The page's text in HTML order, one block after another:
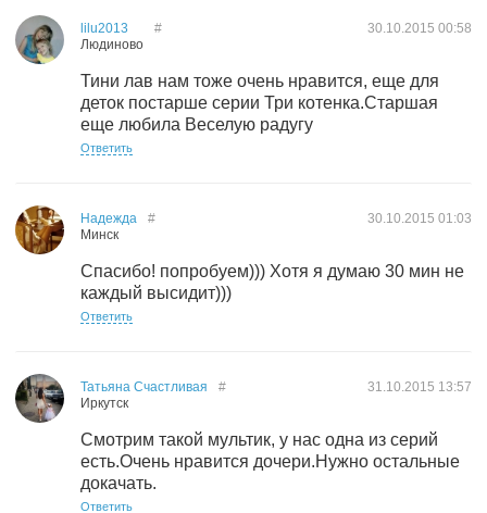
lilu2013
Людиново
30.10.2015 00:58
#
Тини лав нам тоже очень нравится, еще для
деток постарше серии Три котенка.Старшая
еще любила Веселую радугу
Ответить
Надежда
Минск
30.10.2015 01:03
#
Спасибо! попробуем))) Хотя я думаю 30 мин не
каждый высидит)))
Ответить
Татьяна Счастливая
Иркутск
31.10.2015 13:57
#
Смотрим такой мультик, у нас одна из серий
есть.Очень нравится дочери.Нужно остальные
докачать.
Ответить